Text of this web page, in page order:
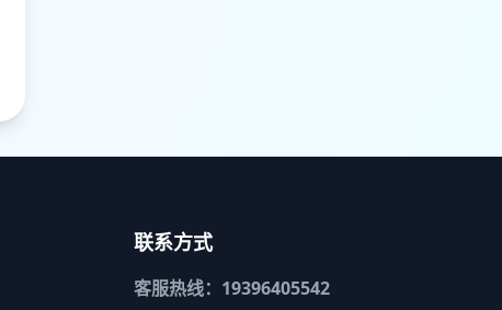
联系方式
客服热线：19396405542